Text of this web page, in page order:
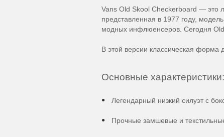
Vans Old Skool Checkerboard — это
представленная в 1977 году,
модных инфлюенсеров. Сегодня
В этой версии классическая
Основные характеристики:
Легендарный низкий силуэт с
Прочные замшевые и